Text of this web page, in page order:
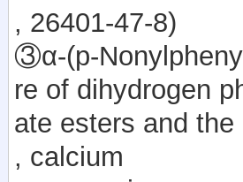
, 26401-47-8)
③α-(p-
re of dihydrogen
ate esters and
, calcium